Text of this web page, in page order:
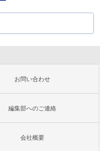
お問い合わせ
編集部へのご連絡
会社概要